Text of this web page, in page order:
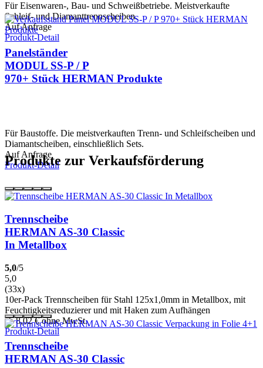
Für Eisenwaren-, Bau- und Schweißbetriebe. Meistverkaufte
Schleif- und Diamanttrennscheiben.
Auf Anfrage
Produkt-Detail
Panelständer
MODUL SS-P / P
970+ Stück HERMAN Produkte
Für Baustoffe. Die meistverkauften Trenn- und Schleifscheiben und
Diamantscheiben, einschließlich Sets.
Auf Anfrage
Produkt-Detail
Produkte zur Verkaufsförderung
Trennscheibe
HERMAN AS-30 Classic
In Metallbox
5,0/5
5,0
(33x)
10er-Pack Trennscheiben für Stahl 125x1,0mm in Metallbox, mit
Feuchtigkeitsreduzierer und mit Haken zum Aufhängen
ab 8,02€ohne MwSt.
Produkt-Detail
Trennscheibe
HERMAN AS-30 Classic